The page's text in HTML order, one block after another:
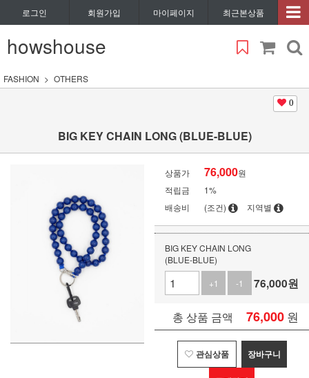
로그인 회원가입 마이페이지 최근본상품
howshouse
FASHION OTHERS
0
BIG KEY CHAIN LONG (BLUE-BLUE)
상품가 76,000원
적립금
1%
배송비
(조건) 지역별
BIG KEY CHAIN LONG
(BLUE-BLUE)
+1
-1 76,000원
총 상품 금액 76,000 원
관심상품 장바구니